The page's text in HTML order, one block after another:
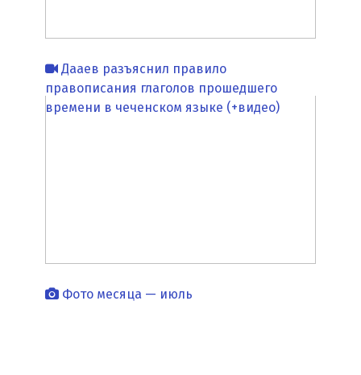
Дааев разъяснил правило
правописания глаголов прошедшего
времени в чеченском языке (+видео)
Фото месяца — июль